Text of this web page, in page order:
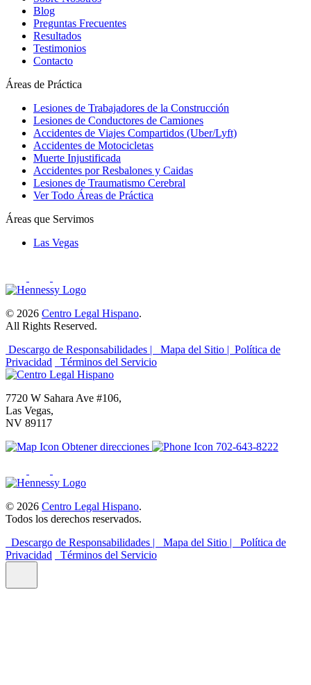
Blog
Preguntas Frecuentes
Resultados
Testimonios
Contacto
Áreas de Práctica
Lesiones de Trabajadores de la Construcción
Lesiones de Conductores de Camiones
Accidentes de Viajes Compartidos (Uber/Lyft)
Accidentes de Motocicletas
Muerte Injustificada
Accidentes por Resbalones y Caidas
Lesiones de Traumatismo Cerebral
Ver Todo Áreas de Práctica
Áreas que Servimos
Las Vegas
© 2026 Centro Legal Hispano.
All Rights Reserved.
Descargo de Responsabilidades |
Mapa del Sitio | Política de
Privacidad
Términos del Servicio
7720 W Sahara Ave #106,
Las Vegas,
NV 89117
Obtener direcciones
702-643-8222
© 2026 Centro Legal Hispano.
Todos los derechos reservados.
Descargo de Responsabilidades |
Mapa del Sitio |
Política de
Privacidad
Términos del Servicio